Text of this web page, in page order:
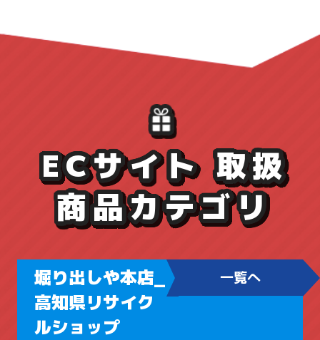
ECサイト 取扱
商品カテゴリ
堀り出しや本店_
高知県リサイク
ルショップ
一覧へ